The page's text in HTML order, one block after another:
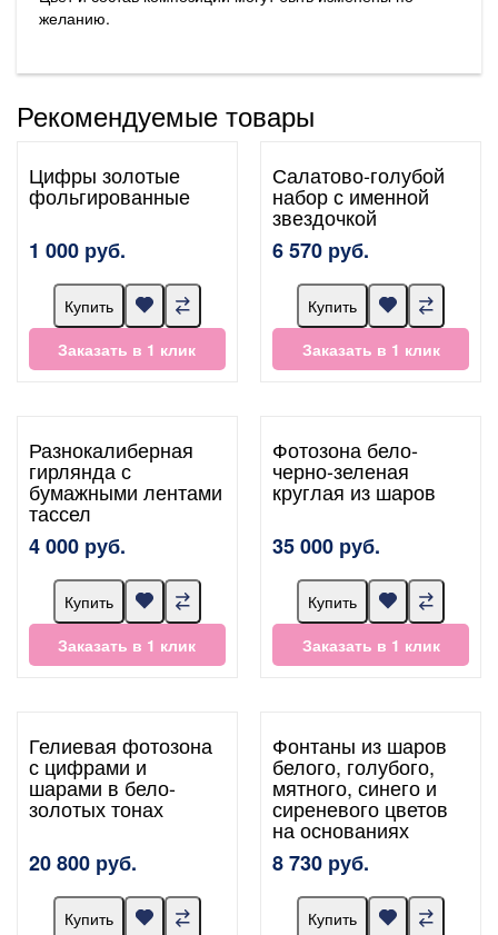
желанию.
Рекомендуемые товары
Цифры золотые
фольгированные
1 000 руб.
Купить
Заказать в 1 клик
Салатово-голубой
набор с именной
звездочкой
6 570 руб.
Купить
Заказать в 1 клик
Разнокалиберная
гирлянда с
бумажными лентами
тассел
4 000 руб.
Купить
Заказать в 1 клик
Фотозона бело-
черно-зеленая
круглая из шаров
35 000 руб.
Купить
Заказать в 1 клик
Гелиевая фотозона
с цифрами и
шарами в бело-
золотых тонах
20 800 руб.
Купить
Фонтаны из шаров
белого, голубого,
мятного, синего и
сиреневого цветов
на основаниях
8 730 руб.
Купить